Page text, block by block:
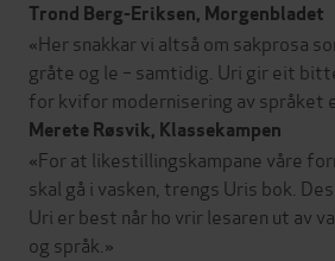
Trond Berg-Eriksen, Morgenbladet
«Her snakkar vi altså om sakprosa
gråte og le – samtidig. Uri gir eit
for kvifor modernisering av språket
Merete Røsvik, Klassekampen
«For at likestillingskampane våre
skal gå i vasken, trengs Uris bok.
Uri er best når ho vrir lesaren ut av
og språk.»